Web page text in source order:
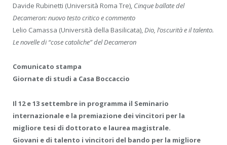
Davide Rubinetti (Università Roma Tre), Cinque ballate del
Decameron: nuovo testo critico e commento
Lelio Camassa (Università della Basilicata),Dio, l’oscurità e il talento.
Le novelle di “cose catoliche” del Decameron
Comunicato stampa
Giornate di studi a Casa Boccaccio
Il 12 e 13 settembre in programma il Seminario
internazionale e la premiazione dei vincitori per la
migliore tesi di dottorato e laurea magistrale.
Giovani e di talento i vincitori del bando per la migliore